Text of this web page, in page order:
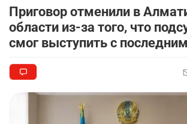
Приговор отменили в
области из-за того, что
смог выступить с